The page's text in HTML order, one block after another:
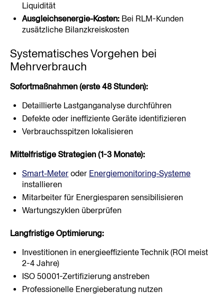
Liquidität
Ausgleichsenergie-Kosten: Bei RLM-Kunden
zusätzliche Bilanzkreiskosten
Systematisches Vorgehen bei
Mehrverbrauch
Sofortmaßnahmen (erste 48 Stunden):
Detaillierte Lastganganalyse durchführen
Defekte oder ineffiziente Geräte identifizieren
Verbrauchsspitzen lokalisieren
Mittelfristige Strategien (1-3 Monate):
Smart-Meter oder Energiemonitoring-Systeme
installieren
Mitarbeiter für Energiesparen sensibilisieren
Wartungszyklen überprüfen
Langfristige Optimierung:
Investitionen in energieeffiziente Technik (ROI meist
2-4 Jahre)
ISO 50001-Zertifizierung anstreben
Professionelle Energieberatung nutzen